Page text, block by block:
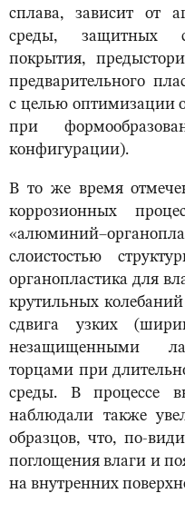
сплава, зависит от
среды, защитных
покрытия,
предварительного
с целью оптимизации
при
конфигурации).
В то же время
коррозионных
слоистостью
органопластика для
крутильных
сдвига узких
незащищенными
торцами при
среды. В процессе
наблюдали также
образцов, что, по-
поглощения влаги и
на внутренних